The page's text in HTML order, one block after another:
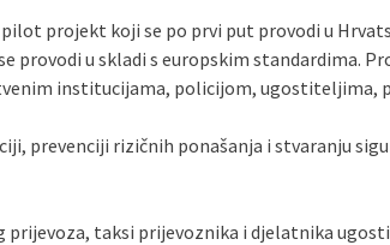
projekt koji se po prvi put provodi u
provodi u skladi s europskim standardima.
institucijama, policijom, ugostiteljima,
prevenciji rizičnih ponašanja i stvaranju
prijevoza, taksi prijevoznika i djelatnika